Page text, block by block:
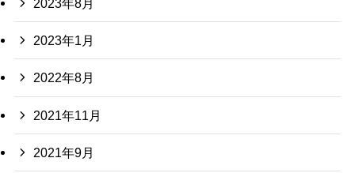
2023年8月
2023年1月
2022年8月
2021年11月
2021年9月